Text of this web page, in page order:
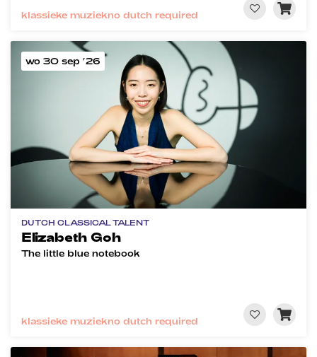
klassieke muziekno dutch required
Elizabeth Goh
The little blue notebook
DUTCH CLASSICAL TALENT
wo 30 sep ’26
klassieke muziekno dutch required